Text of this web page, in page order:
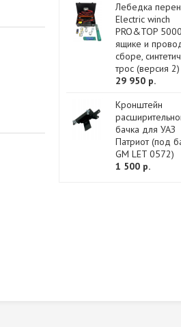
Лебедка
Electric winch
PRO&TOP
ящике и
сборе,
трос (версия 2)
29 950 р.
Кронштейн
бачка для УАЗ
Патриот (под
GM LET 0572)
1 500 р.